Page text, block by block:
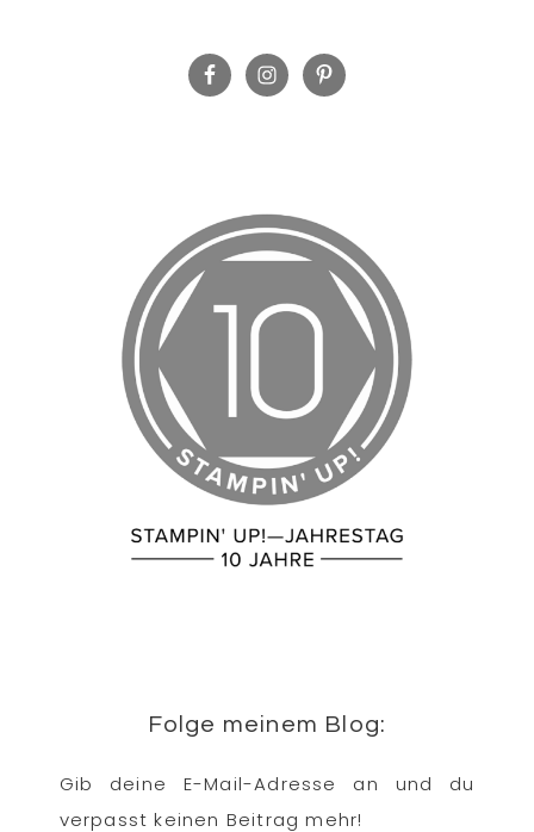
Folge meinem Blog:
Gib deine E-Mail-Adresse an und du
verpasst keinen Beitrag mehr!